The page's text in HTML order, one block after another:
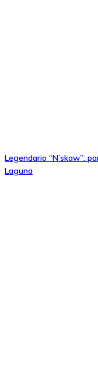
Legendario “N’skaw”:
Laguna